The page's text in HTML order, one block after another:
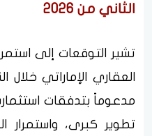
الثاني من 2026
تشير التوقعات إلى
مدعوماً بتدفقات
تطوير كبرى، واستمرار